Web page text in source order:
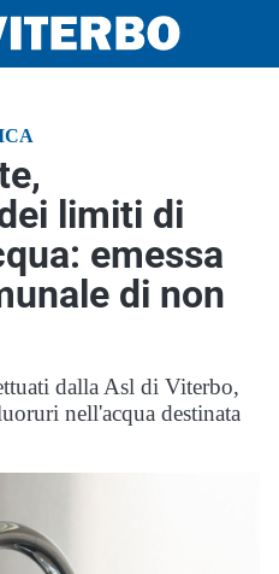
limiti di
emessa
di non
dalla Asl di Viterbo,
nell'acqua destinata